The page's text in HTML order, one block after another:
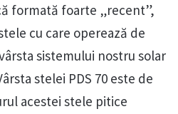
formată foarte „recent”,
cu care operează de
sistemului nostru solar
stelei PDS 70 este de
acestei stele pitice